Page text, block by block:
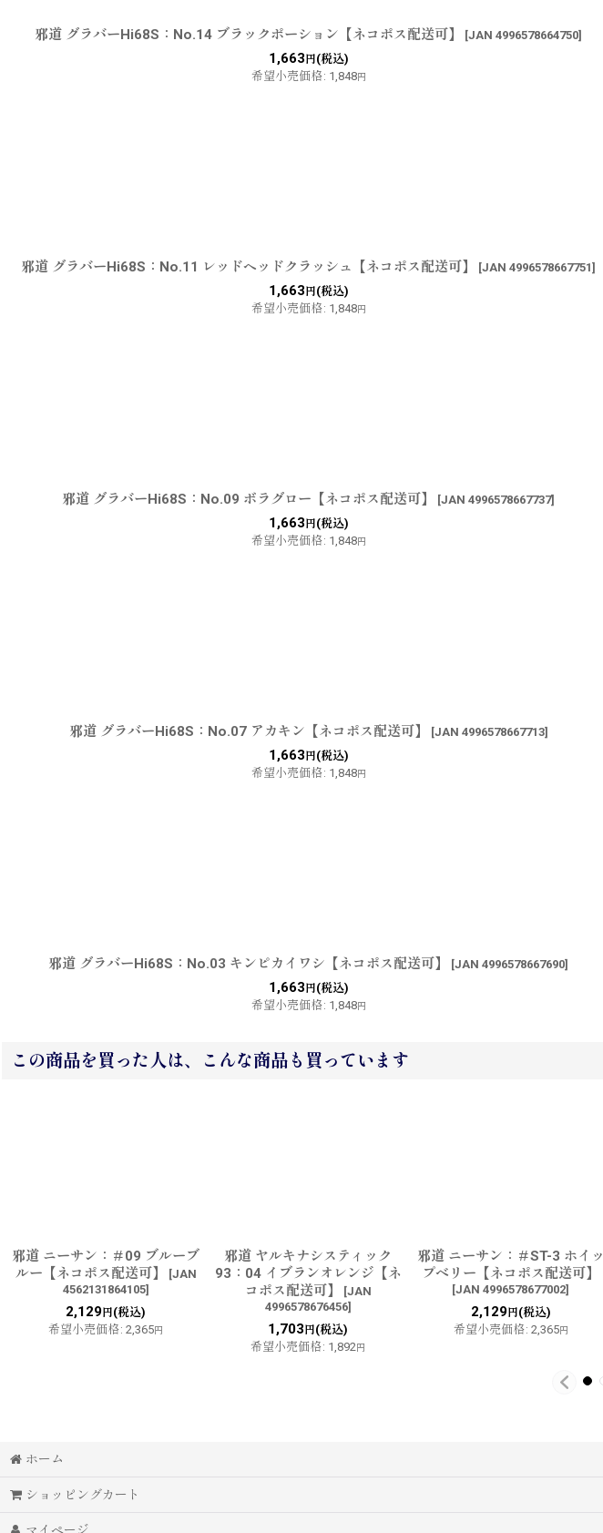
邪道 グラバーHi68S：No.14 ブラックポーション【ネコポス配送可】 [JAN 4996578664750]
1,663 円(税込)
希望小売価格: 1,848円
邪道 グラバーHi68S：No.11 レッドヘッドクラッシュ【ネコポス配送可】 [JAN 4996578667751]
1,663 円(税込)
希望小売価格: 1,848円
邪道 グラバーHi68S：No.09 ボラグロー【ネコポス配送可】 [JAN 4996578667737]
1,663 円(税込)
希望小売価格: 1,848円
邪道 グラバーHi68S：No.07 アカキン【ネコポス配送可】 [JAN 4996578667713]
1,663 円(税込)
希望小売価格: 1,848円
邪道 グラバーHi68S：No.03 キンピカイワシ【ネコポス配送可】 [JAN 4996578667690]
1,663 円(税込)
希望小売価格: 1,848円
この商品を買った人は、こんな商品も買っています
邪道 ニーサン：＃09 ブルーブ
ルー【ネコポス配送可】
[JAN
4562131864105]
2,129 円(税込)
希望小売価格: 2,365円
邪道 ヤルキナシスティック
93：04 イブランオレンジ【ネ
コポス配送可】
[JAN
4996578676456]
1,703 円(税込)
希望小売価格: 1,892円
邪道 ニーサン：＃ST-3 ホイッ
プベリー【ネコポス配送可】
[JAN 4996578677002]
2,129円(税込)
希望小売価格: 2,365円
ホーム
ショッピングカート